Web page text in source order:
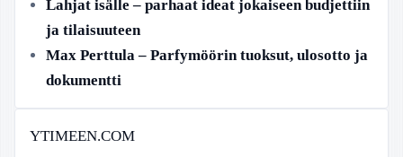
Lahjat isälle – parhaat ideat jokaiseen budjettiin
ja tilaisuuteen
Max Perttula – Parfymöörin tuoksut, ulosotto ja
dokumentti
YTIMEEN.COM